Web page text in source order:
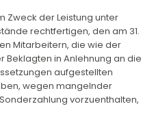
Zweck der Leistung unter
rechtfertigen, den am 31.
Mitarbeitern, die wie der
Beklagten in Anlehnung an die
aufgestellten
wegen mangelnder
vorzuenthalten,